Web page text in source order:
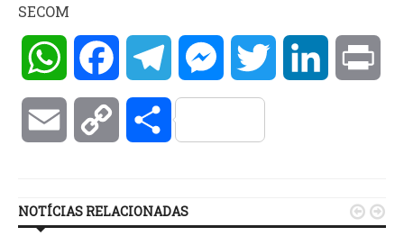
SECOM
WhatsAppFacebookTelegramMessengerTwitter LinkedIn
Email Copy Compartilhar
NOTÍCIAS RELACIONADAS  